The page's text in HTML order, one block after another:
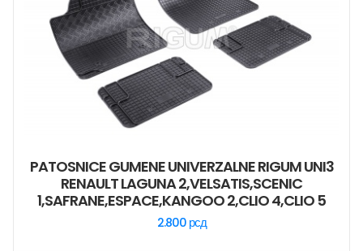
PATOSNICE GUMENE UNIVERZALNE RIGUM UNI3
RENAULT LAGUNA 2,VELSATIS,SCENIC
1,SAFRANE,ESPACE,KANGOO 2,CLIO 4,CLIO 5
2.800 рсд